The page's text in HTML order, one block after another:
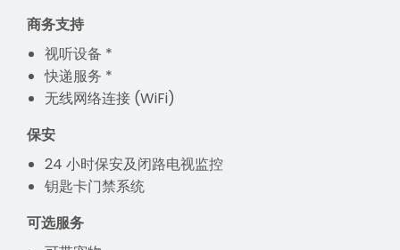
商务支持
视听设备 *
快递服务 *
无线网络连接 (WiFi)
保安
24 小时保安及闭路电视监控
钥匙卡门禁系统
可选服务